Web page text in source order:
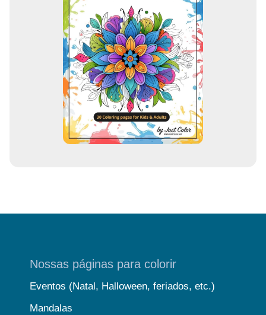
Nossas páginas para colorir
Eventos (Natal, Halloween, feriados, etc.)
Mandalas